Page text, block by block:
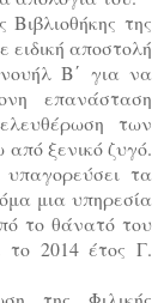
Βιβλιοθήκης της
αποστολή
Β΄ για να
επανάσταση
των
ξενικό ζυγό.
τα
μια υπηρεσία
το θάνατό του
το 2014 έτος Γ.